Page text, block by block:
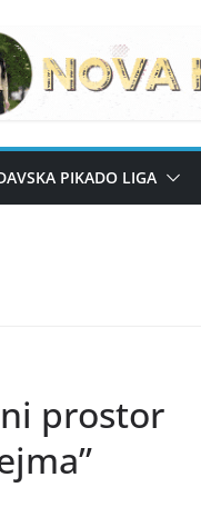
PIKADO LIGA
prostor